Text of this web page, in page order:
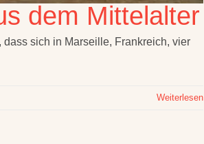
dem Mittelalter
sich in Marseille, Frankreich, vier
Weiterlesen